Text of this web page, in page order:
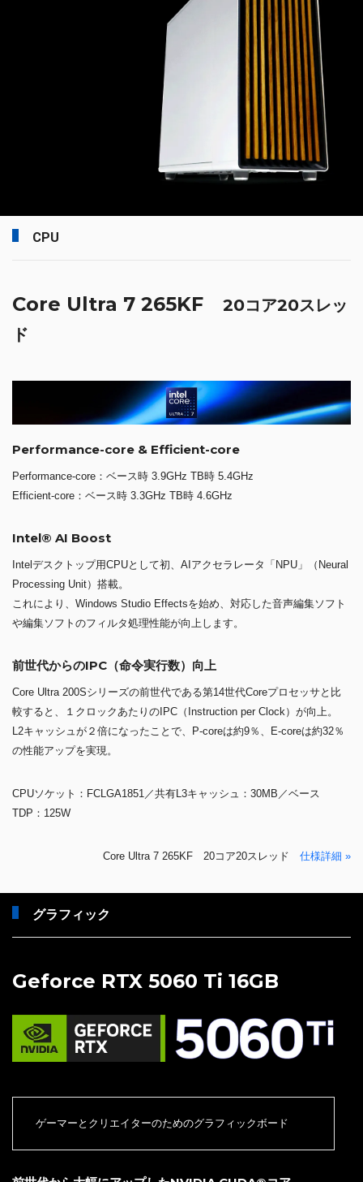
CPU
Core Ultra 7 265KF 20コア20スレッ
ド
Performance-core & Efficient-core
Performance-core：ベース時 3.9GHz TB時 5.4GHz
Efficient-core：ベース時 3.3GHz TB時 4.6GHz
Intel® AI Boost
Intelデスクトップ用CPUとして初、AIアクセラレータ「NPU」（Neural
Processing Unit）搭載。
これにより、Windows Studio Effectsを始め、対応した音声編集ソフト
や編集ソフトのフィルタ処理性能が向上します。
前世代からのIPC（命令実行数）向上
Core Ultra 200Sシリーズの前世代である第14世代Coreプロセッサと比
較すると、１クロックあたりのIPC（Instruction per Clock）が向上。
L2キャッシュが２倍になったことで、P-coreは約9％、E-coreは約32％
の性能アップを実現。
CPUソケット：FCLGA1851／共有L3キャッシュ：30MB／ベース
TDP：125W
Core Ultra 7 265KF 20コア20スレッド 仕様詳細 »
グラフィック
Geforce RTX 5060 Ti 16GB
ゲーマーとクリエイターのためのグラフィックボード